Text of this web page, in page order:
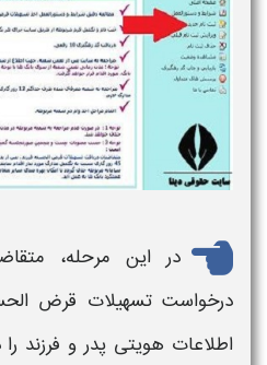
در این مرحله،
درخواستتسهیلات قرض
اطلاعات هویتی پدر و فرزند